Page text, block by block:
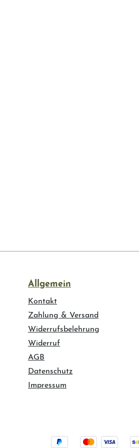
Allgemein
Kontakt
Zahlung & Versand
Widerrufsbelehrung
Widerruf
AGB
Datenschutz
Impressum